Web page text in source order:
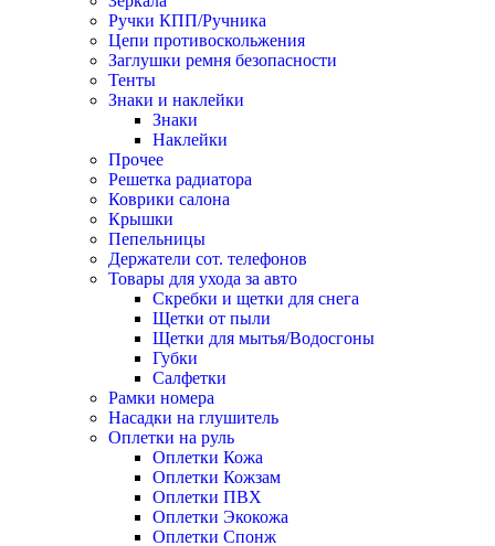
Ручки КПП/Ручника
Цепи противоскольжения
Заглушки ремня безопасности
Тенты
Знаки и наклейки
Знаки
Наклейки
Прочее
Решетка радиатора
Коврики салона
Крышки
Пепельницы
Держатели сот. телефонов
Товары для ухода за авто
Скребки и щетки для снега
Щетки от пыли
Щетки для мытья/Водосгоны
Губки
Салфетки
Рамки номера
Насадки на глушитель
Оплетки на руль
Оплетки Кожа
Оплетки Кожзам
Оплетки ПВХ
Оплетки Экокожа
Оплетки Спонж